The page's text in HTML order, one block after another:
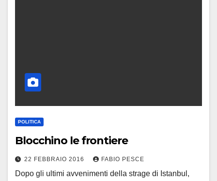
POLITICA
Blocchino le frontiere
22 FEBBRAIO 2016 FABIO PESCE
Dopo gli ultimi avvenimenti della strage di Istanbul,